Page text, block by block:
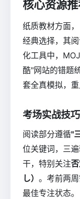
核心资源
纸质教材方面，
经典选择，其
化工具中，
酷"网站的错题
套全真模拟，重
考场实战技巧
阅读部分遵循"
位关键词，三
干，特别关注
し） 。考前两
最佳专注状态。